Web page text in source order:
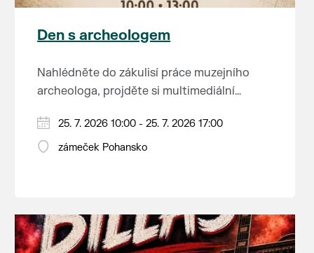
Den s archeologem
Nahlédněte do zákulisí práce muzejního
archeologa, projděte si multimediální
nejen cenné nálezy, ale také ukázky
archeologické práce přímo v praxi.
Začátky prohlídek v 10:00, 13:00, 14:30 a
16:00 hodin.
25. 7. 2026 10:00 - 25. 7. 2026 17:00
zámeček Pohansko